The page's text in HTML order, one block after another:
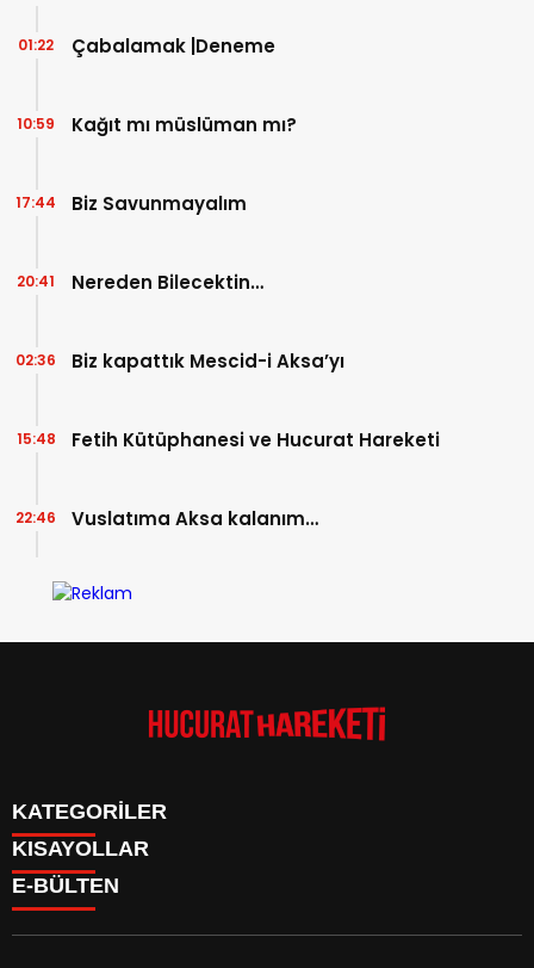
Çabalamak |Deneme
01:22
Kağıt mı müslüman mı?
10:59
Biz Savunmayalım
17:44
Nereden Bilecektin…
20:41
Biz kapattık Mescid-i Aksa’yı
02:36
Fetih Kütüphanesi ve Hucurat Hareketi
15:48
Vuslatıma Aksa kalanım…
22:46
KATEGORİLER
Anasayfa
Kudüs Çocuk Atölyesi
KISAYOLLAR
HAKKIMIZDA
İLETİŞİM
E-BÜLTEN